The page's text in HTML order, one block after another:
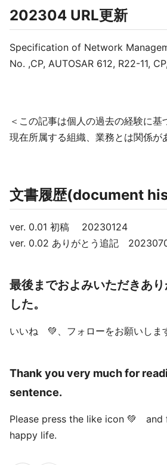
202304 URL更新
Specification of Network
No. ,CP, AUTOSAR 612, R22-11,
＜この記事は個人の過去の経験に基
現在所属する組織、業務とは関係が
文書履歴(document
ver. 0.01 初稿 20230124
ver. 0.02 ありがとう追記
最後までおよみいただきあ
した。
いいね 💚、フォローをお願いしま
Thank you very much for
sentence.
Please press the like icon 💚
happy life.